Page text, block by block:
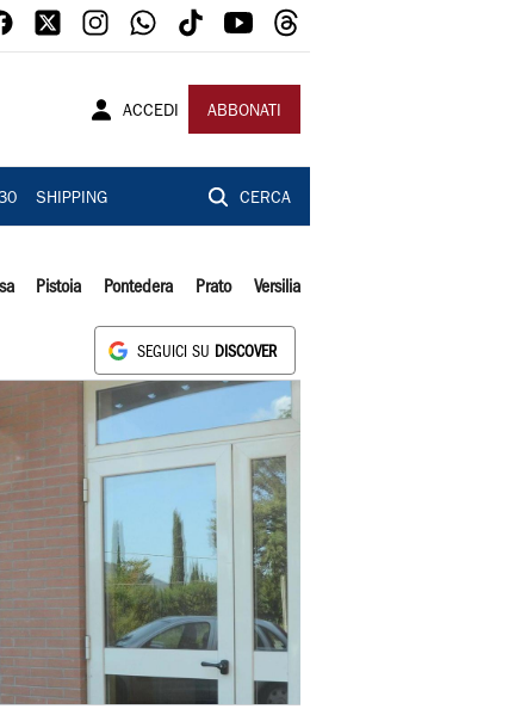
ACCEDI ABBONATI
SHIPPING CERCA
Pistoia Pontedera Prato Versilia
SEGUICI SU DISCOVER